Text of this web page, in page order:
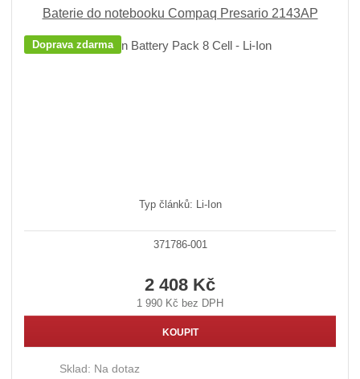
Baterie do notebooku Compaq Presario 2143AP
Doprava zdarma
Typ článků: Li-Ion
371786-001
2 408 Kč
1 990 Kč bez DPH
KOUPIT
Sklad: Na dotaz